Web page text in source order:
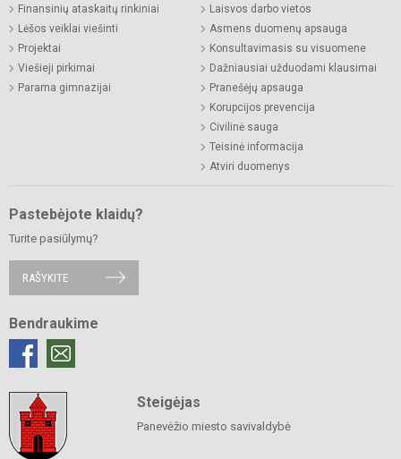
Finansinių ataskaitų rinkiniai
Lėšos veiklai viešinti
Projektai
Viešieji pirkimai
Parama gimnazijai
Laisvos darbo vietos
Asmens duomenų apsauga
Konsultavimasis su visuomene
Dažniausiai užduodami klausimai
Pranešėjų apsauga
Korupcijos prevencija
Civilinė sauga
Teisinė informacija
Atviri duomenys
Pastebėjote klaidų?
Turite pasiūlymų?
RAŠYKITE
Bendraukime
Steigėjas
Panevėžio miesto savivaldybė